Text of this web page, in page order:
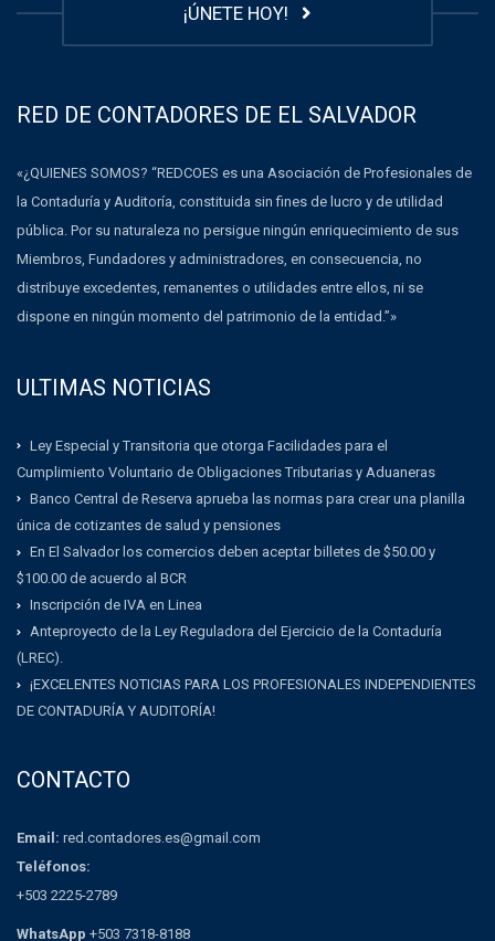
¡ÚNETE HOY!
RED DE CONTADORES DE EL SALVADOR
«¿QUIENES SOMOS? “REDCOES es una Asociación de Profesionales de
la Contaduría y Auditoría, constituida sin fines de lucro y de utilidad
pública. Por su naturaleza no persigue ningún enriquecimiento de sus
Miembros, Fundadores y administradores, en consecuencia, no
distribuye excedentes, remanentes o utilidades entre ellos, ni se
dispone en ningún momento del patrimonio de la entidad.”»
ULTIMAS NOTICIAS
Ley Especial y Transitoria que otorga Facilidades para el
Cumplimiento Voluntario de Obligaciones Tributarias y Aduaneras
Banco Central de Reserva aprueba las normas para crear una planilla
única de cotizantes de salud y pensiones
En El Salvador los comercios deben aceptar billetes de $50.00 y
$100.00 de acuerdo al BCR
Inscripción de IVA en Linea
Anteproyecto de la Ley Reguladora del Ejercicio de la Contaduría
(LREC).
¡EXCELENTES NOTICIAS PARA LOS PROFESIONALES INDEPENDIENTES
DE CONTADURÍA Y AUDITORÍA!
CONTACTO
Email: red.contadores.es@gmail.com
Teléfonos:
+503 2225-2789
WhatsApp +503 7318-8188